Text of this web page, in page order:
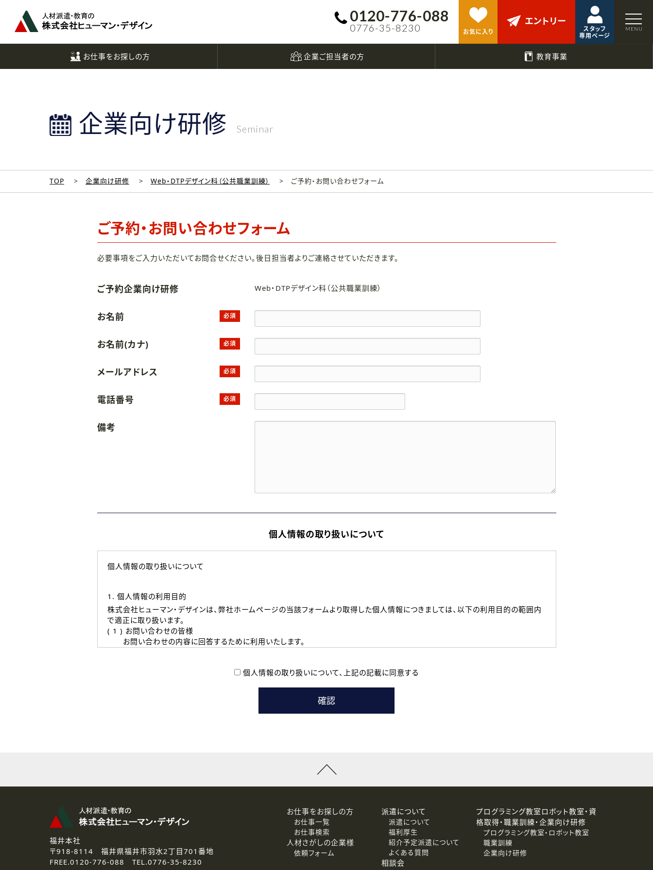
0120-776-088
0776-35-8230 お気に入り
エントリー
スタッフ
専用ページ
お仕事をお探しの方 企業ご担当者の方 教育事業
企業向け研修 Seminar
TOP 企業向け研修 Web・DTPデザイン科（公共職業訓練） ご予約・お問い合わせフォーム
ご予約・お問い合わせフォーム
必要事項をご入力いただいてお問合せください。後日担当者よりご連絡させていただきます。
ご予約企業向け研修 Web・DTPデザイン科（公共職業訓練）
お名前 必須
お名前(カナ) 必須
メールアドレス 必須
電話番号 必須
備考
個人情報の取り扱いについて
個人情報の取り扱いについて
1. 個人情報の利用目的
株式会社ヒューマン・デザインは、弊社ホームページの当該フォームより取得した個人情報につきましては、以下の利用目的の範囲内
で適正に取り扱います。
( 1 ) お問い合わせの皆様
お問い合わせの内容に回答するために利用いたします。
本登録に関するご連絡および本登録時の参考情報として利用いたします。
なお、ご連絡手段は、電話・Ｅメールのいずれかの方法といたします。
3.個人情報の取り扱いの委託
弊社の定める個人情報保護の評価基準を満たした委託先に、個人情報を委託する場合があります。
4.個人情報の開示等について
ご提供いただいた個人情報の開示等（利用目的の通知、開示、訂正、追加または削除、利用の停止、消去および第三者への提供停止）
個人情報の取り扱いについて、 上記の記載に同意する
へ
福井本社
〒918-8114 福井県福井市羽水2丁目701番地
FREE.0120-776-088 TEL.0776-35-8230
お仕事をお探しの方
お仕事一覧
お仕事検索
人材さがしの企業様
依頼フォーム
派遣について
派遣について
福利厚生
紹介予定派遣について
よくある質問
相談会
プログラミング教室ロボット教室・資
格取得・職業訓練・企業向け研修
プログラミング教室・ロボット教室
職業訓練
企業向け研修